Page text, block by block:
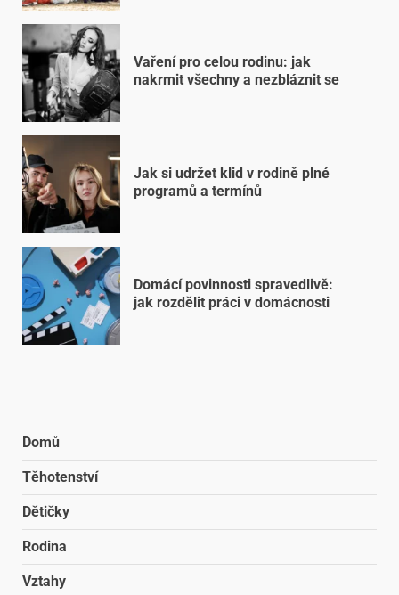
Vaření pro celou rodinu: jak
nakrmit všechny a nezbláznit se
Jak si udržet klid v rodině plné
programů a termínů
Domácí povinnosti spravedlivě:
jak rozdělit práci v domácnosti
Domů
Těhotenství
Dětičky
Rodina
Vztahy